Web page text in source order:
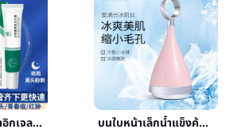
15%กรดอะเซลาอิกเจลกรดซาลิไซลิกพิถีพิถันรูขุมขนการแปรสภาพดาษพิมพ์สุทธิหยานหนิงลู่ç¥ดาษครีมการรวมกันปกเยื่อหุ้มเซลล์แต่งตัว บนใบหน้าเล็กน้ำแข็งค้อนน้ำแข็งนำไปใช้ลดอุณหภูมิน้ำแข็งกล้ามเนื้อการทำให้งามตราสารเย็นน้ำแข็งนำไปใช้ตราสารน้ำแข็งนำไปใช้รูขุมขนน้ำแข็งค้อนใบหน้าน้ำแข็งกล้ามเนื้อตราสาร